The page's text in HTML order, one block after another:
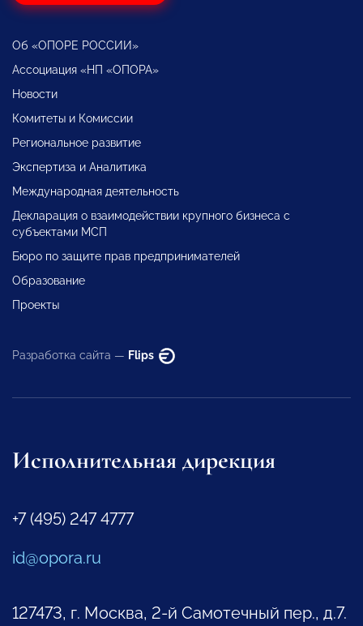
Об «ОПОРЕ РОССИИ»
Ассоциация «НП «ОПОРА»
Новости
Комитеты и Комиссии
Региональное развитие
Экспертиза и Аналитика
Международная деятельность
Декларация о взаимодействии крупного бизнеса с
субъектами МСП
Бюро по защите прав предпринимателей
Образование
Проекты
Разработка сайта — Flips
Исполнительная дирекция
+7 (495) 247 4777
id@opora.ru
127473, г. Москва, 2-й Самотечный пер., д.7.